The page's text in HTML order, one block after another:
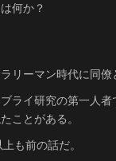
何か？
リーマン時代に同僚
ライ研究の第一人者
ことがある。
も前の話だ。